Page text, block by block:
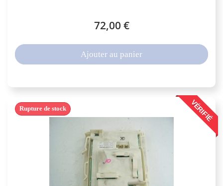
72,00 €
Ajouter au panier
VÉRIFIÉ
Rupture de stock